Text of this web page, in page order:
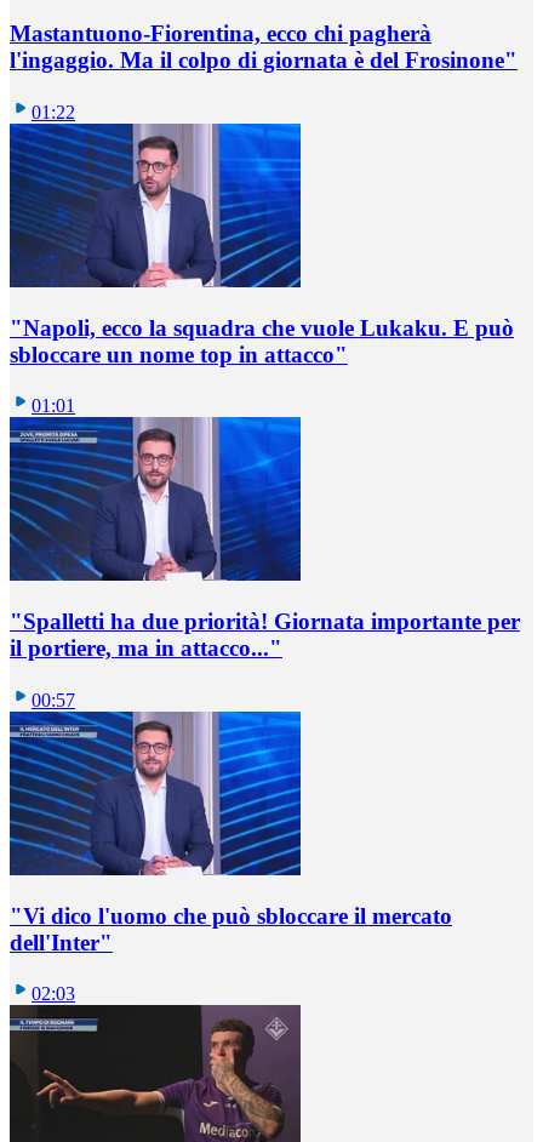
Mastantuono-Fiorentina, ecco chi pagherà
l'ingaggio. Ma il colpo di giornata è del Frosinone"
01:22
"Napoli, ecco la squadra che vuole Lukaku. E può
sbloccare un nome top in attacco"
01:01
"Spalletti ha due priorità! Giornata importante per
il portiere, ma in attacco..."
00:57
"Vi dico l'uomo che può sbloccare il mercato
dell'Inter"
02:03